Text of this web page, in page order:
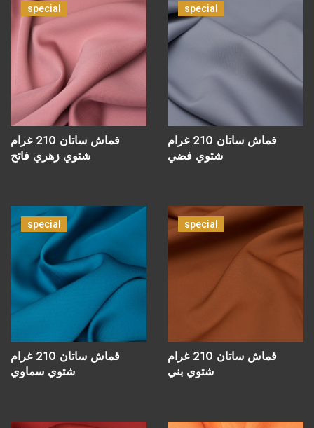
special
قماش ساتان 210 غرام
شتوي زهري فاتح
special
قماش ساتان 210 غرام
شتوي فضي
special
قماش ساتان 210 غرام
شتوي سماوي
special
قماش ساتان 210 غرام
شتوي بني